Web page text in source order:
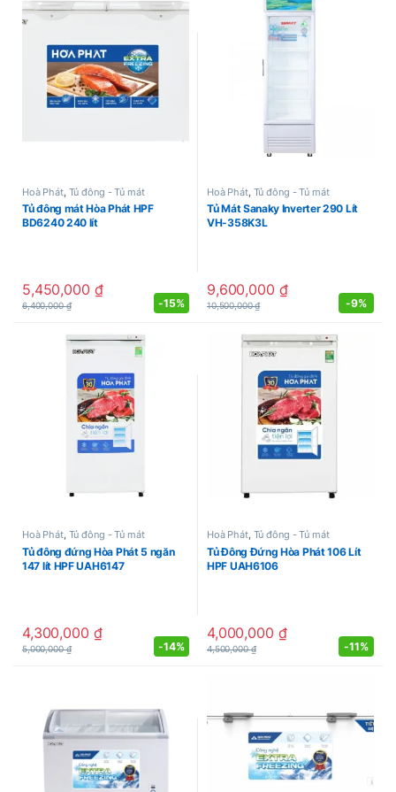
Hoà Phát, Tủ đông - Tủ mát
Tủ đông mát Hòa Phát HPF
BD6240 240 lít
5,450,000 ₫
6,400,000₫ -15%
Hoà Phát, Tủ đông - Tủ mát
Tủ Mát Sanaky Inverter 290 Lít
VH-358K3L
9,600,000 ₫
10,500,000₫ -9%
Hoà Phát, Tủ đông - Tủ mát
Tủ đông đứng Hòa Phát 5 ngăn
147 lít HPF UAH6147
4,300,000 ₫
5,000,000₫ -14%
Hoà Phát, Tủ đông - Tủ mát
Tủ Đông Đứng Hòa Phát 106 Lít
HPF UAH6106
4,000,000 ₫
4,500,000₫ -11%